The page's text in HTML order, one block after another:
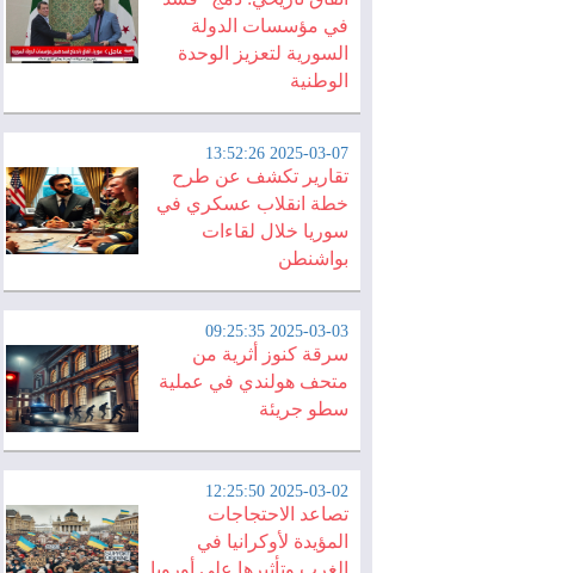
في مؤسسات الدولة
السورية لتعزيز الوحدة
الوطنية
2025-03-07 13:52:26
تقارير تكشف عن طرح
خطة انقلاب عسكري في
سوريا خلال لقاءات
بواشنطن
2025-03-03 09:25:35
سرقة كنوز أثرية من
متحف هولندي في عملية
سطو جريئة
2025-03-02 12:25:50
تصاعد الاحتجاجات
المؤيدة لأوكرانيا في